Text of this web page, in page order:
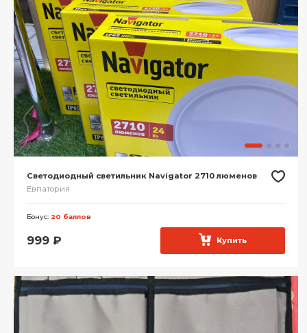
Светодиодный светильник Navigator 2710 люменов
Евпатория
Бонус: 20 баллов
999 ₽ Купить